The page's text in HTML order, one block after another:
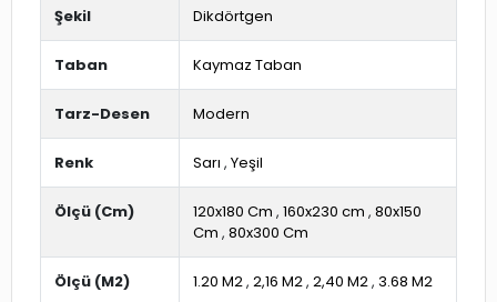
Şekil Dikdörtgen
Taban Kaymaz Taban
Tarz-Desen Modern
Renk Sarı , Yeşil
Ölçü (Cm) 120x180 Cm , 160x230 cm , 80x150
Cm , 80x300 Cm
Ölçü (M2) 1.20 M2, 2,16 M2, 2,40 M2, 3.68 M2